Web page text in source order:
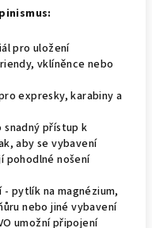
pro uložení
vklíněnce nebo
expresky, karabiny a
snadný přístup k
aby se vybavení
pohodlné nošení
pytlík na magnézium,
nebo jiné vybavení
umožní připojení